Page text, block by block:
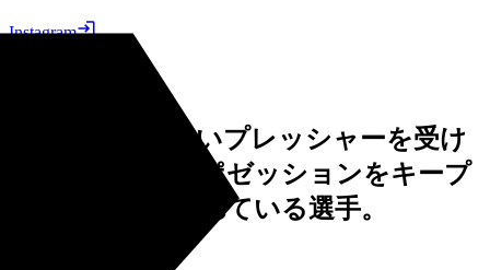
Instagram
相手から体で強いプレッシャーを受け
ながらもボールポゼッションをキープ
することで知られている選手。